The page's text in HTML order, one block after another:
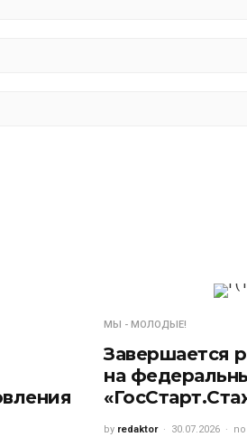
МЫ - МОЛОДЫЕ!
Завершается
на
by redaktor 30.07.2026